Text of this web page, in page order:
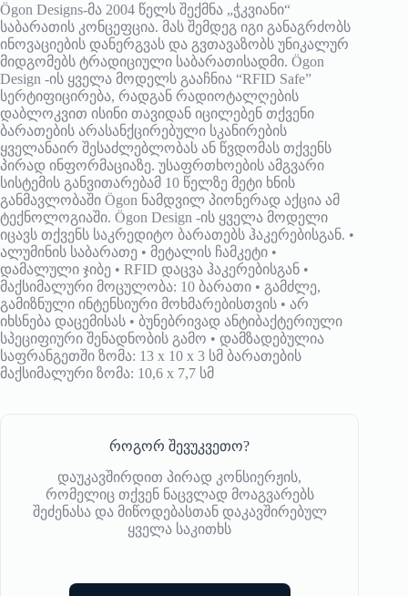
Ögon Designs-მა 2004 წელს შექმნა „ჭკვიანი“
საბარათის კონცეფცია. მას შემდეგ იგი განაგრძობს
ინოვაციების დანერგვას და გვთავაზობს უნიკალურ
მიდგომებს ტრადიციული საბარათისადმი. Ögon
Design -ის ყველა მოდელს გააჩნია “RFID Safe”
სერტიფიცირება, რადგან რადიოტალღების
დაბლოკვით ისინი თავიდან იცილებენ თქვენი
ბარათების არასანქცირებული სკანირების
ყველანაირ შესაძლებლობას ან წვდომას თქვენს
პირად ინფორმაციაზე. უსაფრთხოების ამგვარი
სისტემის განვითარებამ 10 წელზე მეტი ხნის
განმავლობაში Ögon ნამდვილ პიონერად აქცია ამ
ტექნოლოგიაში. Ögon Design -ის ყველა მოდელი
იცავს თქვენს საკრედიტო ბარათებს ჰაკერებისგან. •
ალუმინის საბარათე • მეტალის ჩამკეტი •
დამალული ჯიბე • RFID დაცვა ჰაკერებისგან •
მაქსიმალური მოცულობა: 10 ბარათი • გამძლე,
გამიზნული ინტენსიური მოხმარებისთვის • არ
იხსნება დაცემისას • ბუნებრივად ანტიბაქტერიული
სპეციფიური შენადნობის გამო • დამზადებულია
საფრანგეთში ზომა: 13 x 10 x 3 სმ ბარათების
მაქსიმალური ზომა: 10,6 x 7,7 სმ
როგორ შევუკვეთო?
დაუკავშირდით პირად კონსიერჟის,
რომელიც თქვენ ნაცვლად მოაგვარებს
შეძენასა და მიწოდებასთან დაკავშირებულ
ყველა საკითხს